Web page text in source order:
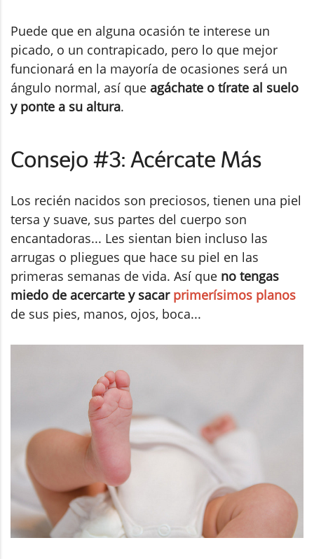
Puede que en alguna ocasión te interese un
picado, o un contrapicado, pero lo que mejor
funcionará en la mayoría de ocasiones será un
ángulo normal, así que agáchate o tírate al suelo
y ponte a su altura.
Consejo #3: Acércate Más
Los recién nacidos son preciosos, tienen una piel
tersa y suave, sus partes del cuerpo son
encantadoras... Les sientan bien incluso las
arrugas o pliegues que hace su piel en las
primeras semanas de vida. Así que no tengas
miedo de acercarte y sacar primerísimos planos
de sus pies, manos, ojos, boca...